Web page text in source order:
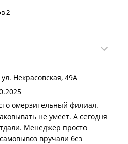
2
Некрасовская, 49А
омерзительный филиал.
не умеет. А сегодня
Менеджер просто
вручали без